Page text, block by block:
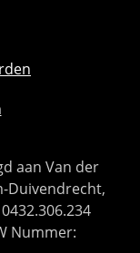
aan Van der
Duivendrecht,
Nummer: